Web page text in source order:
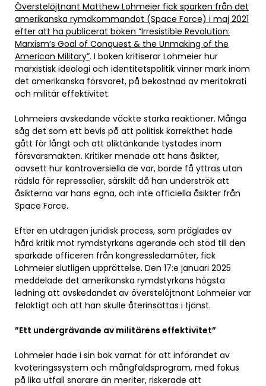
Överstelöjtnant Matthew Lohmeier fick sparken från det
amerikanska rymdkommandot (Space Force) i maj 2021
efter att ha publicerat boken ”Irresistible Revolution:
Marxism’s Goal of Conquest & the Unmaking of the
American Military”. I boken kritiserar Lohmeier hur
marxistisk ideologi och identitetspolitik vinner mark inom
det amerikanska försvaret, på bekostnad av meritokrati
och militär effektivitet.
Lohmeiers avskedande väckte starka reaktioner. Många
såg det som ett bevis på att politisk korrekthet hade
gått för långt och att oliktänkande tystades inom
försvarsmakten. Kritiker menade att hans åsikter,
oavsett hur kontroversiella de var, borde få yttras utan
rädsla för repressalier, särskilt då han underströk att
åsikterna var hans egna, och inte officiella åsikter från
Space Force.
Efter en utdragen juridisk process, som präglades av
hård kritik mot rymdstyrkans agerande och stöd till den
sparkade officeren från kongressledamöter, fick
Lohmeier slutligen upprättelse. Den 17:e januari 2025
meddelade det amerikanska rymdstyrkans högsta
ledning att avskedandet av överstelöjtnant Lohmeier var
felaktigt och att han skulle återinsättas i tjänst.
”Ett undergrävande av militärens effektivitet”
Lohmeier hade i sin bok varnat för att införandet av
kvoteringssystem och mångfaldsprogram, med fokus
på lika utfall snarare än meriter, riskerade att